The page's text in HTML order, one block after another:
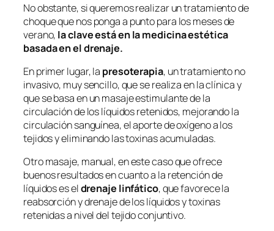
No obstante, si queremos realizar un tratamiento de
choque que nos ponga a punto para los meses de
verano, la clave está en la medicina estética
basada en el drenaje.
En primer lugar, la presoterapia, un tratamiento no
invasivo, muy sencillo, que se realiza en la clínica y
que se basa en un masaje estimulante de la
circulación de los líquidos retenidos, mejorando la
circulación sanguínea, el aporte de oxígeno a los
tejidos y eliminando las toxinas acumuladas.
Otro masaje, manual, en este caso que ofrece
buenos resultados en cuanto a la retención de
líquidos es eldrenaje linfático, que favorece la
reabsorción y drenaje de los líquidos y toxinas
retenidas a nivel del tejido conjuntivo.